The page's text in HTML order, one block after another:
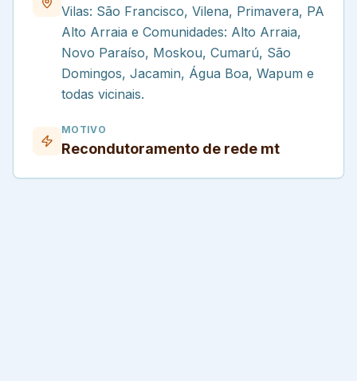
Vilas: São Francisco, Vilena, Primavera, PA
Alto Arraia e Comunidades: Alto Arraia,
Novo Paraíso, Moskou, Cumarú, São
Domingos, Jacamin, Água Boa, Wapum e
todas vicinais.
MOTIVO
Recondutoramento de rede mt